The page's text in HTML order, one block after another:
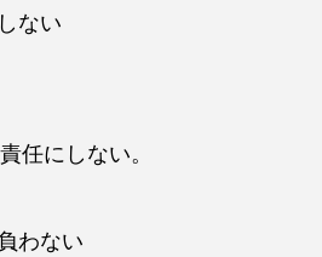
ない
任にしない。
わない